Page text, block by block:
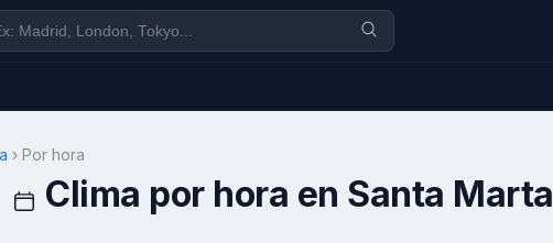
› Por hora
Clima por hora en Santa Marta